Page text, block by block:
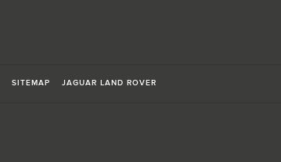
SITEMAP JAGUAR LAND ROVER